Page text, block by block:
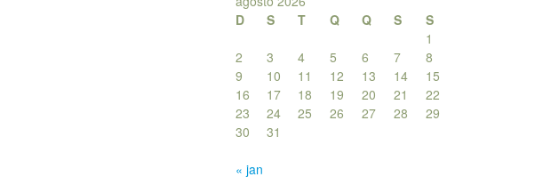
D
S T Q Q S
S
1
2
3 4 5 6 7
8
9
10 11 12 13 14
15
16
17 18 19 20 21
22
23
24 25 26 27 28
29
30
31
« jan